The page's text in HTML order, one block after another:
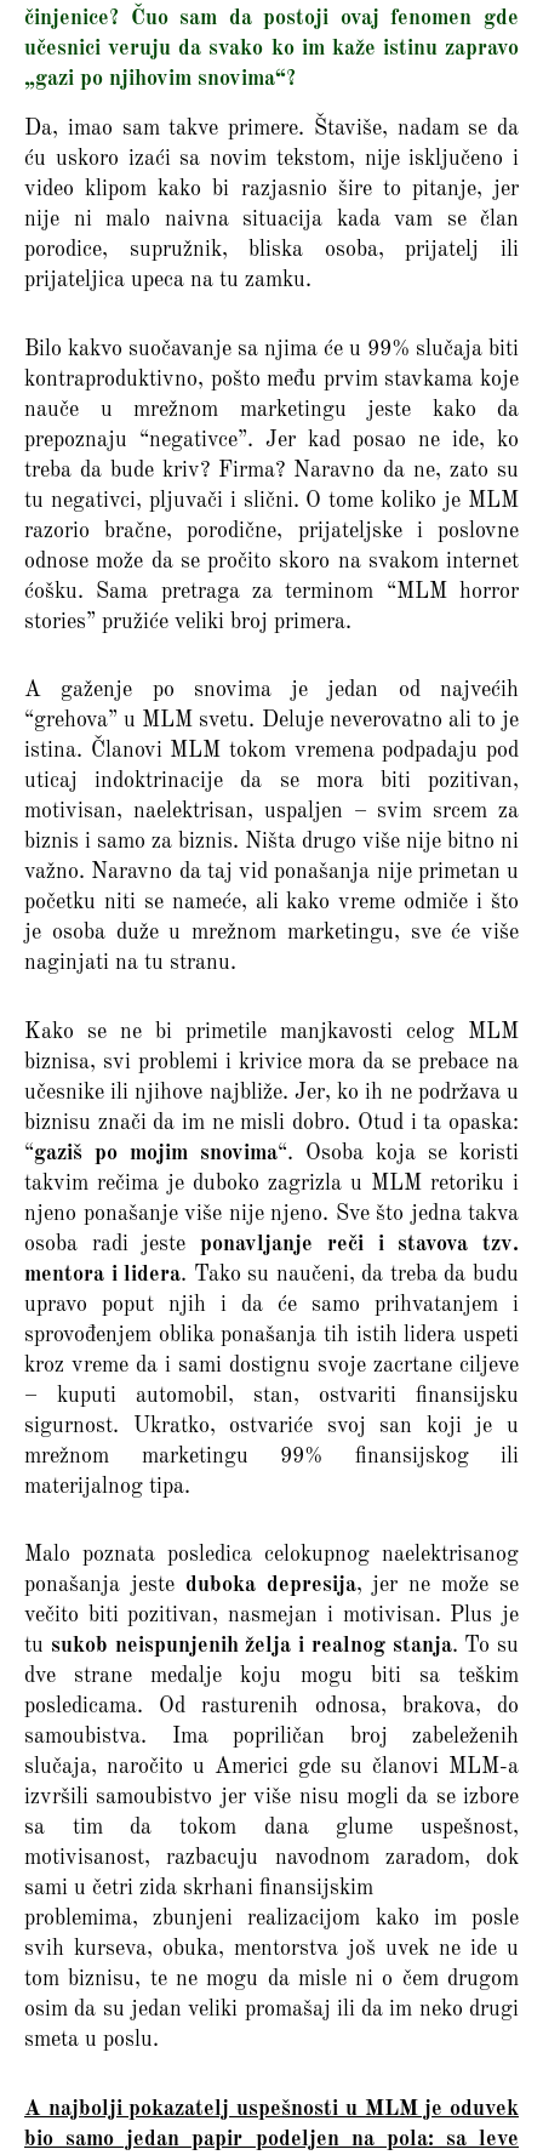
činjenice? Čuo sam da postoji ovaj fenomen gde
učesnici veruju da svako ko im kaže istinu zapravo
„gazi po njihovim snovima“?
Da, imao sam takve primere. Štaviše, nadam se da
ću uskoro izaći sa novim tekstom, nije isključeno i
video klipom kako bi razjasnio šire to pitanje, jer
nije ni malo naivna situacija kada vam se član
porodice, supružnik, bliska osoba, prijatelj ili
prijateljica upeca na tu zamku.
Bilo kakvo suočavanje sa njima će u 99% slučaja biti
kontraproduktivno, pošto među prvim stavkama koje
nauče u mrežnom marketingu jeste kako da
prepoznaju “negativce”. Jer kad posao ne ide, ko
treba da bude kriv? Firma? Naravno da ne, zato su
tu negativci, pljuvači i slični. O tome koliko je MLM
razorio bračne, porodične, prijateljske i poslovne
odnose može da se pročito skoro na svakom internet
ćošku. Sama pretraga za terminom “MLM horror
stories” pružiće veliki broj primera.
A gaženje po snovima je jedan od najvećih
“grehova” u MLM svetu. Deluje neverovatno ali to je
istina. Članovi MLM tokom vremena podpadaju pod
uticaj indoktrinacije da se mora biti pozitivan,
motivisan, naelektrisan, uspaljen – svim srcem za
biznis i samo za biznis. Ništa drugo više nije bitno ni
važno. Naravno da taj vid ponašanja nije primetan u
početku niti se nameće, ali kako vreme odmiče i što
je osoba duže u mrežnom marketingu, sve će više
naginjati na tu stranu.
Kako se ne bi primetile manjkavosti celog MLM
biznisa, svi problemi i krivice mora da se prebace na
učesnike ili njihove najbliže. Jer, ko ih ne podržava u
biznisu znači da im ne misli dobro. Otud i ta opaska:
“gaziš po mojim snovima“. Osoba koja se koristi
takvim rečima je duboko zagrizla u MLM retoriku i
njeno ponašanje više nije njeno. Sve što jedna takva
osoba radi jesteponavljanje reči i stavova tzv.
mentora i lidera. Tako su naučeni, da treba da budu
upravo poput njih i da će samo prihvatanjem i
sprovođenjem oblika ponašanja tih istih lidera uspeti
kroz vreme da i sami dostignu svoje zacrtane ciljeve
– kuputi automobil, stan, ostvariti finansijsku
sigurnost. Ukratko, ostvariće svoj san koji je u
mrežnom marketingu 99% finansijskog ili
materijalnog tipa.
Malo poznata posledica celokupnog naelektrisanog
ponašanja jeste duboka depresija, jer ne može se
večito biti pozitivan, nasmejan i motivisan. Plus je
tu sukob neispunjenih želja i realnog stanja. To su
dve strane medalje koju mogu biti sa teškim
posledicama. Od rasturenih odnosa, brakova, do
samoubistva. Ima popriličan broj zabeleženih
slučaja, naročito u Americi gde su članovi MLM-a
izvršili samoubistvo jer više nisu mogli da se izbore
sa tim da tokom dana glume uspešnost,
motivisanost, razbacuju navodnom zaradom, dok
sami u četri zida skrhani finansijskim
problemima, zbunjeni realizacijom kako im posle
svih kurseva, obuka, mentorstva još uvek ne ide u
tom biznisu, te ne mogu da misle ni o čem drugom
osim da su jedan veliki promašaj ili da im neko drugi
smeta u poslu.
A najbolji pokazatelj uspešnosti u MLM je oduvek
bio samo jedan papir podeljen na pola: sa leve